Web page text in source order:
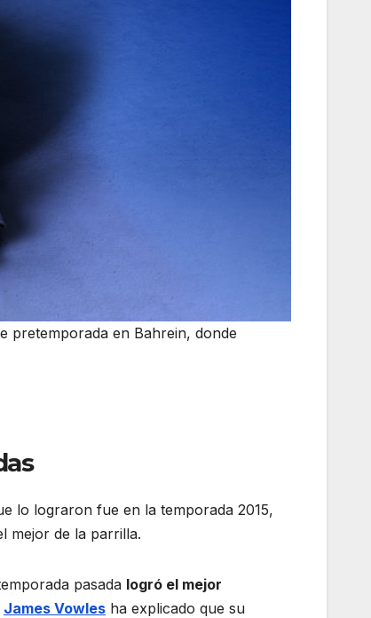
pretemporada en Bahrein, donde
lo lograron fue en la temporada 2015,
mejor de la parrilla.
pasada logró el mejor
James Vowles ha explicado que su